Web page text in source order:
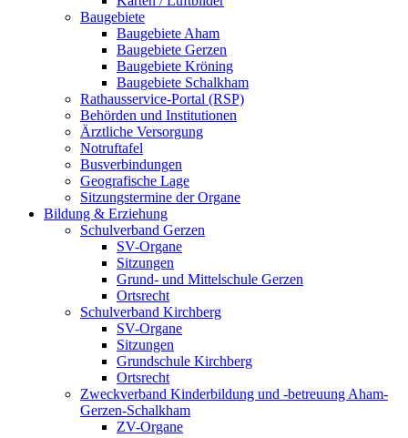
Baugebiete
Baugebiete Aham
Baugebiete Gerzen
Baugebiete Kröning
Baugebiete Schalkham
Rathausservice-Portal (RSP)
Behörden und Institutionen
Ärztliche Versorgung
Notruftafel
Busverbindungen
Geografische Lage
Sitzungstermine der Organe
Bildung & Erziehung
Schulverband Gerzen
SV-Organe
Sitzungen
Grund- und Mittelschule Gerzen
Ortsrecht
Schulverband Kirchberg
SV-Organe
Sitzungen
Grundschule Kirchberg
Ortsrecht
Zweckverband Kinderbildung und -betreuung Aham-
Gerzen-Schalkham
ZV-Organe